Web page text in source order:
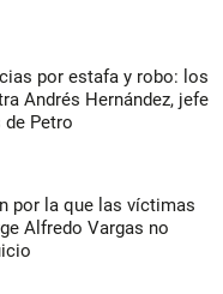
por estafa y robo: los
Andrés Hernández, jefe
Petro
por la que las víctimas
Alfredo Vargas no